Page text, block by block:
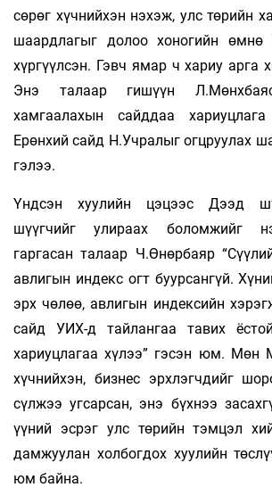
сөрөг хүчнийхэн нэхэж, улс төрийн
шаардлагыг до­лоо хоногийн өмнө
хүргүүлсэн. Гэвч ямар ч хариу арга
Энэ талаар гишүүн
хамгаалахын сайддаа
Ерөнхий сайд Н.Учралыг огцруулах
гэлээ.
Үндсэн хуулийн цэцээс Дээд
шүүгчийг улираах боломжийг
гаргасан талаар Ч.Өнөрбаяр
авлигын индекс огт буурсангүй.
эрх чөлөө, авлигын индексийн
сайд УИХ-д тайлангаа тавих
хариуцлагаа хүлээ” гэсэн юм. Мөн
хүчнийхэн, бизнес эрхлэгчдийг
сүлжээ угсарсан, энэ бүхнээ
үүний эсрэг улс төрийн тэм­цэл
дамжуулан холбогдох хуулийн
юм байна.